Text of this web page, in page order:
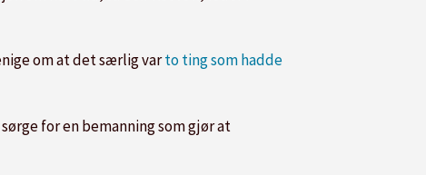
om at det særlig varto ting som hadde
for en bemanning som gjør at